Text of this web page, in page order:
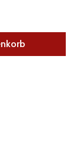
Wert